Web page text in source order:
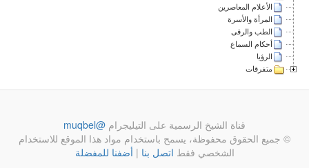
الأعلام المعاصرين
المرأة والأسرة
الطب والرقى
أحكام السماع
الرؤيا
متفرقات
قناة الشيخ الرسمية على التيليجرام @muqbel
© جميع الحقوق محفوظة، يسمح باستخدام مواد هذا الموقع للاستخدام
الشخصي فقط اتصل بنا | أضفنا للمفضلة